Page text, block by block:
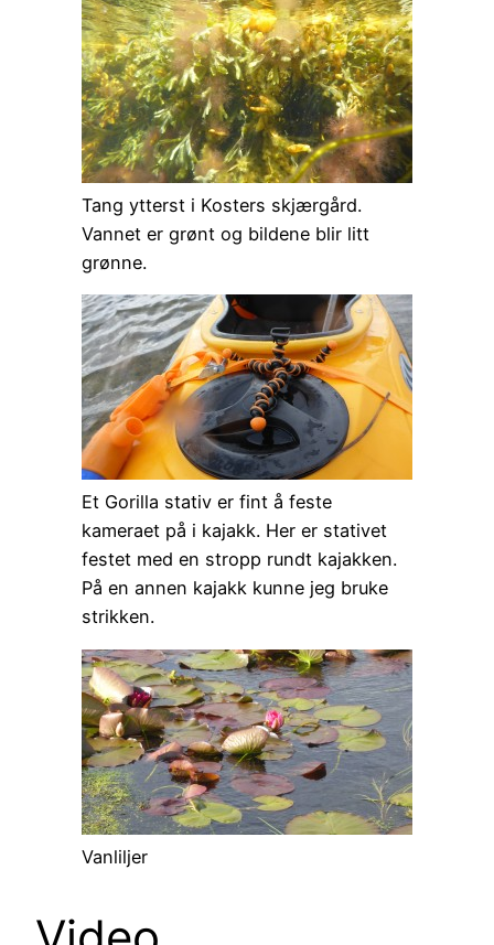
Tang ytterst i Kosters skjærgård.
Vannet er grønt og bildene blir litt
grønne.
Et Gorilla stativ er fint å feste
kameraet på i kajakk. Her er stativet
festet med en stropp rundt kajakken.
På en annen kajakk kunne jeg bruke
strikken.
Vanliljer